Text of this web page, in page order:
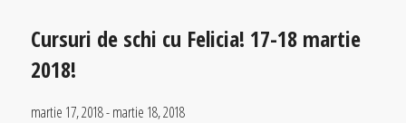
Cursuri de schi cu Felicia! 17-18 martie
2018!
martie 17, 2018-martie 18, 2018